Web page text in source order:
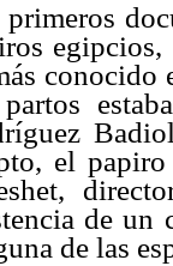
conocido
el
de un
de las